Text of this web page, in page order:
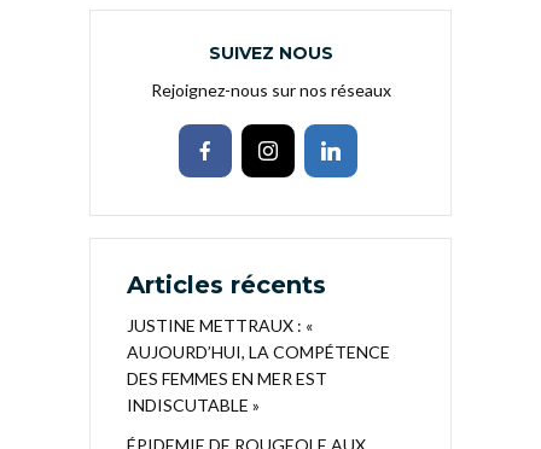
SUIVEZ NOUS
Rejoignez-nous sur nos réseaux
Articles récents
JUSTINE METTRAUX : «
AUJOURD’HUI, LA COMPÉTENCE
DES FEMMES EN MER EST
INDISCUTABLE »
ÉPIDEMIE DE ROUGEOLE AUX